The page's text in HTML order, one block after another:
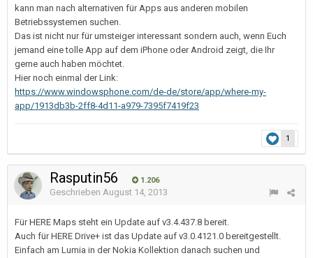
kann man nach alternativen für Apps aus anderen mobilen
Betriebssystemen suchen.
Das ist nicht nur für umsteiger interessant sondern auch, wenn Euch
jemand eine tolle App auf dem iPhone oder Android zeigt, die Ihr
gerne auch haben möchtet.
Hier noch einmal der Link:
https://www.windowsphone.com/de-de/store/app/where-my-
app/1913db3b-2ff8-4d11-a979-7395f7419f23
1
Rasputin56 1.206
Geschrieben August 14, 2013
Für HERE Maps steht ein Update auf v3.4.437.8 bereit.
Auch für HERE Drive+ ist das Update auf v3.0.4121.0 bereitgestellt.
Einfach am Lumia in der Nokia Kollektion danach suchen und